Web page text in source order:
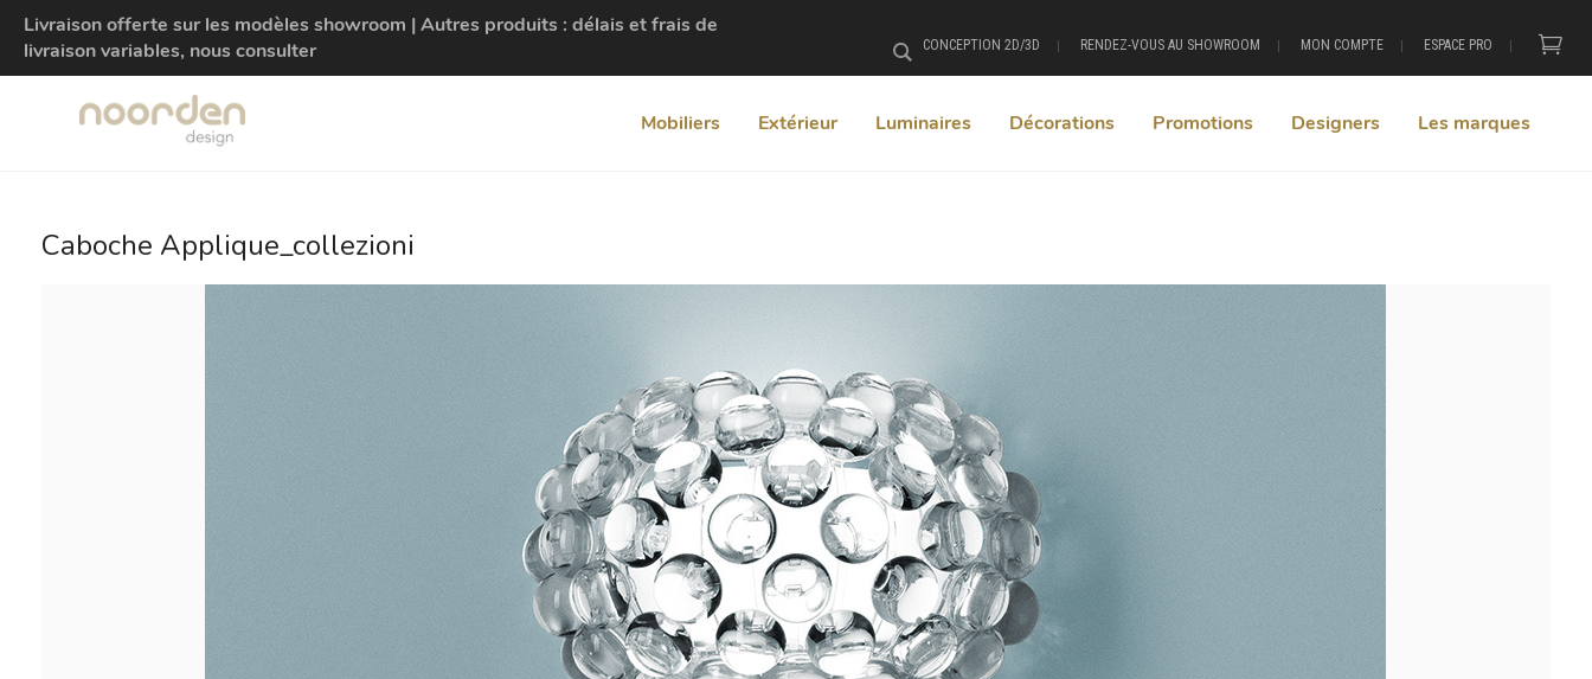
Livraison offerte sur les modèles showroom | Autres produits : délais et frais de
livraison variables, nous consulter
CONCEPTION 2D/3D RENDEZ-VOUS AU SHOWROOM MON COMPTE ESPACE PRO
Mobiliers Extérieur Luminaires Décorations Promotions Designers Les marques
Rechercher
Caboche Applique_collezioni